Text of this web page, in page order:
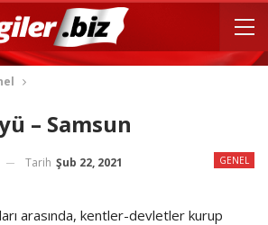
– Samsun
GENEL
Tarih Şub 22, 2021
arasında, kentler-devletler kurup